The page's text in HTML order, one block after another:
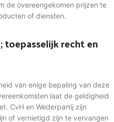
de overeengekomen prijzen te
of diensten.
recht en
van enige bepaling van deze
laat de geldigheid
CvH en Wederpartij zijn
of vernietigd zijn te vervangen